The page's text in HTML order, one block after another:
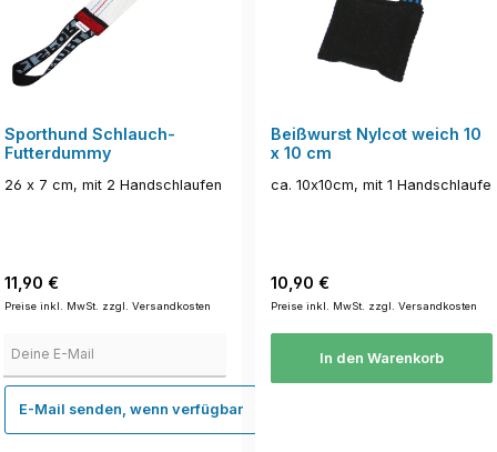
Sporthund Schlauch-
Futterdummy
26 x 7 cm, mit 2 Handschlaufen
Regulärer Preis:
11,90 €
Preise inkl. MwSt. zzgl. Versandkosten
E-Mail senden, wenn verfügbar
Beißwurst Nylcot weich 10
x 10 cm
ca. 10x10cm, mit 1 Handschlaufe
Regulärer Preis:
10,90 €
Preise inkl. MwSt. zzgl. Versandkosten
In den Warenkorb